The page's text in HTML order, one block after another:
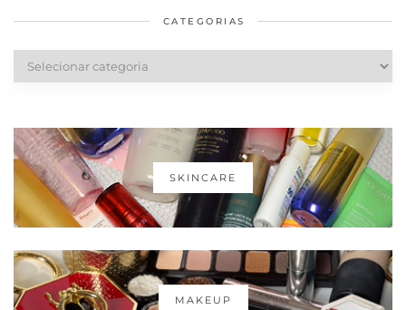
CATEGORIAS
SKINCARE
MAKEUP